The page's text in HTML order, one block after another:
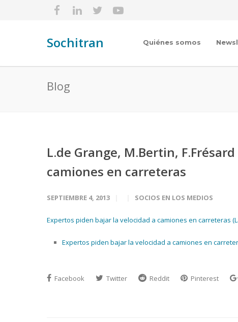
Sochitran Quiénes somos
Blog
L.de Grange, M.Bertin,
camiones en carreteras
SEPTIEMBRE 4, 2013 SOCIOS EN LOS MEDIOS
Expertos piden bajar la velocidad a camiones en carreteras
Expertos piden bajar la velocidad a camiones en
Facebook Twitter Reddit Pinterest